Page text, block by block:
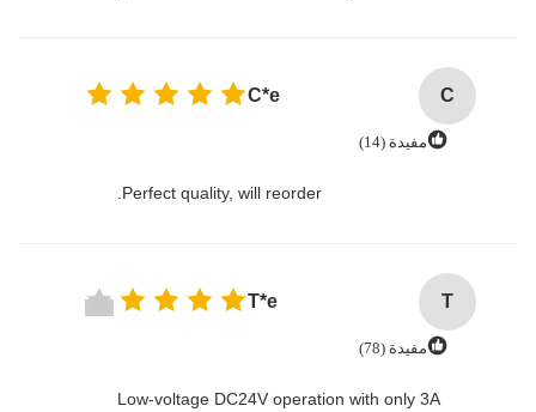
C
C*e
مفيدة (14)
Perfect quality, will reorder.
T
T*e
مفيدة (78)
Low-voltage DC24V operation with only 3A